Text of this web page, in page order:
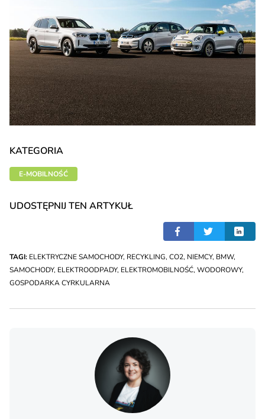
KATEGORIA
E-MOBILNOŚĆ
UDOSTĘPNIJ TEN ARTYKUŁ
TAGI: ELEKTRYCZNE SAMOCHODY, RECYKLING, CO2, NIEMCY, BMW,
SAMOCHODY, ELEKTROODPADY, ELEKTROMOBILNOŚĆ, WODOROWY,
GOSPODARKA CYRKULARNA